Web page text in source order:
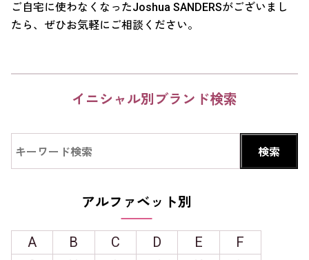
ご自宅に使わなくなったJoshua SANDERSがございまし
たら、ぜひお気軽にご相談ください。
イニシャル別ブランド検索
アルファベット別
A B C D E
F